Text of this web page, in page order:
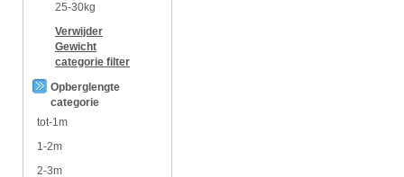
25-30kg
Verwijder
Gewicht
categorie filter
Opberglengte
categorie
tot-1m
1-2m
2-3m